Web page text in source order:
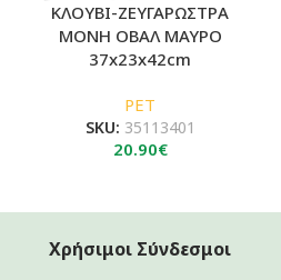
ΚΛΟΥΒΙ-ΖΕΥΓΑΡΩΣΤΡΑ
ΜΟΝΗ ΟΒΑΛ ΜΑΥΡΟ
37x23x42cm
PET
SKU: 35113401
20.90€
Χρήσιμοι Σύνδεσμοι